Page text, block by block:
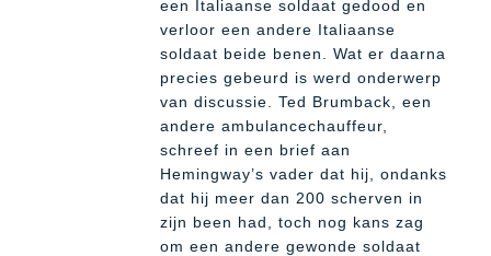
een Italiaanse soldaat gedood en
verloor een andere Italiaanse
soldaat beide benen. Wat er daarna
precies gebeurd is werd onderwerp
van discussie. Ted Brumback, een
andere ambulancechauffeur,
schreef in een brief aan
Hemingway’s vader dat hij, ondanks
dat hij meer dan 200 scherven in
zijn been had, toch nog kans zag
om een andere gewonde soldaat